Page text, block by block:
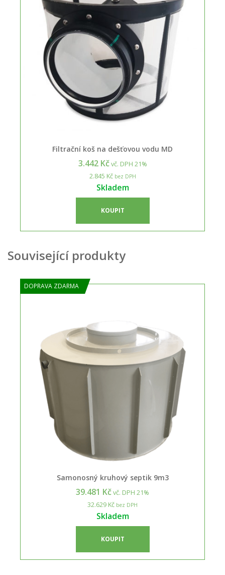
Filtrační koš na dešťovou vodu MD
3.442 Kčvč. DPH 21%
2.845 Kčbez DPH
Skladem
KOUPIT
Související produkty
DOPRAVA ZDARMA
Samonosný kruhový septik 9m3
39.481 Kčvč. DPH 21%
32.629 Kč bez DPH
Skladem
KOUPIT